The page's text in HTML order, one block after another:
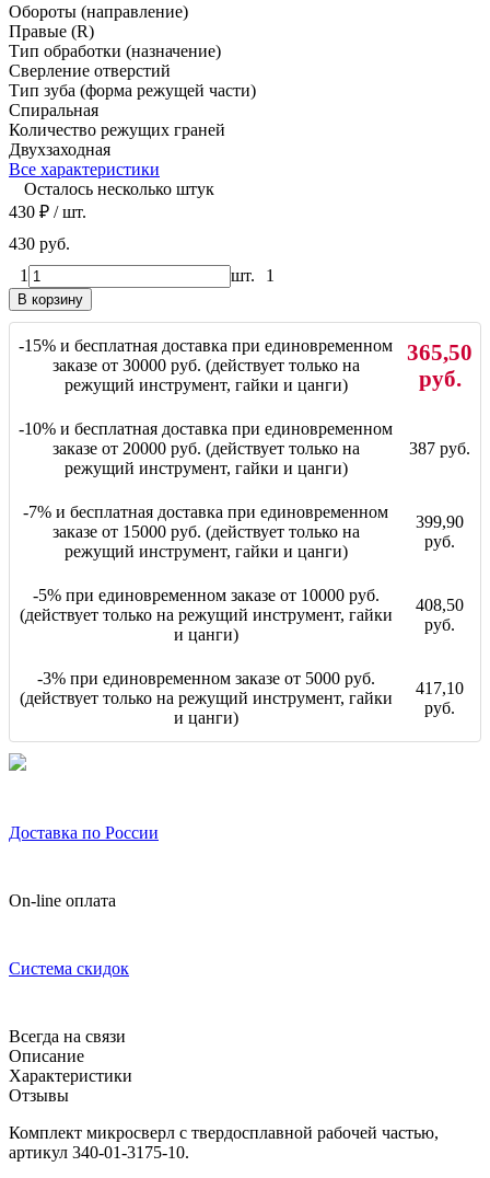
Обороты (направление)
Правые (R)
Тип обработки (назначение)
Сверление отверстий
Тип зуба (форма режущей части)
Спиральная
Количество режущих граней
Двухзаходная
Все характеристики
Осталось несколько штук
430 ₽ / шт.
430 руб.
1
шт. 1
В корзину
-15% и бесплатная доставка при единовременном
заказе от 30000 руб. (действует только на
режущий инструмент, гайки и цанги)
365,50
руб.
-10% и бесплатная доставка при единовременном
заказе от 20000 руб. (действует только на
режущий инструмент, гайки и цанги)
387 руб.
-7% и бесплатная доставка при единовременном
заказе от 15000 руб. (действует только на
режущий инструмент, гайки и цанги)
399,90
руб.
-5% при единовременном заказе от 10000 руб.
(действует только на режущий инструмент, гайки
и цанги)
408,50
руб.
-3% при единовременном заказе от 5000 руб.
(действует только на режущий инструмент, гайки
и цанги)
417,10
руб.
Доставка по России
On-line оплата
Система скидок
Всегда на связи
Описание
Характеристики
Отзывы
Комплект микросверл с твердосплавной рабочей частью,
артикул 340-01-3175-10.